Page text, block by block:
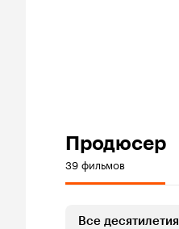
Продюсер
39 фильмов
Все десятилетия